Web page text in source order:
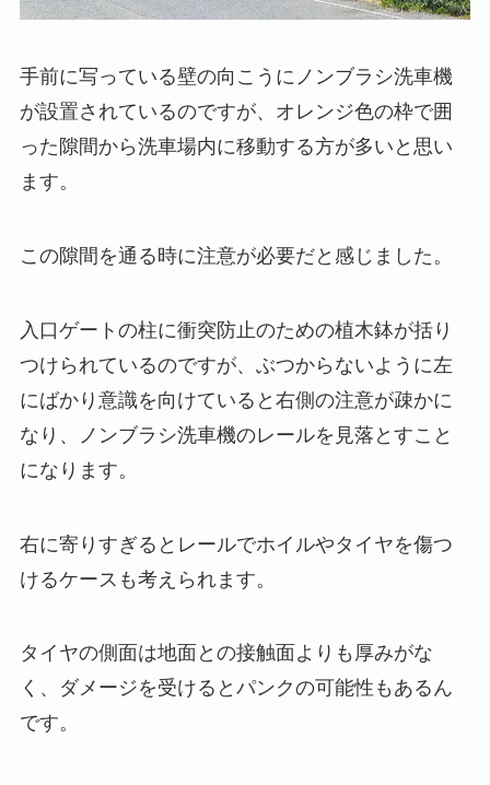
手前に写っている壁の向こうにノンブラシ洗車機
が設置されているのですが、オレンジ色の枠で囲
った隙間から洗車場内に移動する方が多いと思い
ます。
この隙間を通る時に注意が必要だと感じました。
入口ゲートの柱に衝突防止のための植木鉢が括り
つけられているのですが、ぶつからないように左
にばかり意識を向けていると右側の注意が疎かに
なり、ノンブラシ洗車機のレールを見落とすこと
になります。
右に寄りすぎるとレールでホイルやタイヤを傷つ
けるケースも考えられます。
タイヤの側面は地面との接触面よりも厚みがな
く、ダメージを受けるとパンクの可能性もあるん
です。